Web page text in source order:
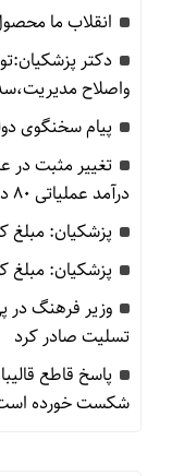
انقلاب ما
دکتر
واصلاح
پیام سخنگوی
تغییر مثبت در
درآمد عملیاتی 80 درصد رشد کرد
پزشکیان: مبلغ
پزشکیان: مبلغ
وزیر فرهنگ در
تسلیت صادر کرد
پاسخ قاطع
شکست خورده